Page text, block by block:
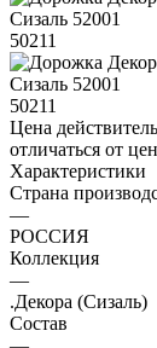
Цена
отличаться от
Характеристики
Страна
—
РОССИЯ
Коллекция
—
.Декора (Сизаль)
Состав